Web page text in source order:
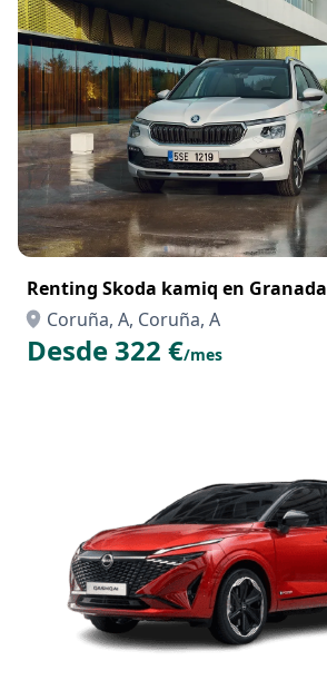
Renting Skoda kamiq en Granada
Coruña, A, Coruña, A
Desde 322 €/mes